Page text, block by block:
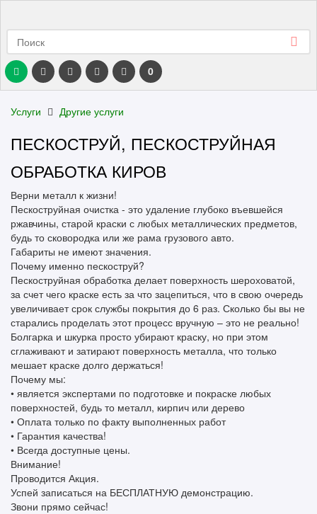
0
Услуги Другие услуги
ПЕСКОСТРУЙ, ПЕСКОСТРУЙНАЯ
ОБРАБОТКА КИРОВ
Верни металл к жизни!
Пескоструйная очистка - это удаление глубоко въевшейся
ржавчины, старой краски с любых металлических предметов,
будь то сковородка или же рама грузового авто.
Габариты не имеют значения.
Почему именно пескоструй?
Пескоструйная обработка делает поверхность шероховатой,
за счет чего краске есть за что зацепиться, что в свою очередь
увеличивает срок службы покрытия до 6 раз. Сколько бы вы не
старались проделать этот процесс вручную – это не реально!
Болгарка и шкурка просто убирают краску, но при этом
сглаживают и затирают поверхность металла, что только
мешает краске долго держаться!
Почему мы:
• является экспертами по подготовке и покраске любых
поверхностей, будь то металл, кирпич или дерево
• Оплата только по факту выполненных работ
• Гарантия качества!
• Всегда доступные цены.
Внимание!
Проводится Акция.
Успей записаться на БЕСПЛАТНУЮ демонстрацию.
Звони прямо сейчас!